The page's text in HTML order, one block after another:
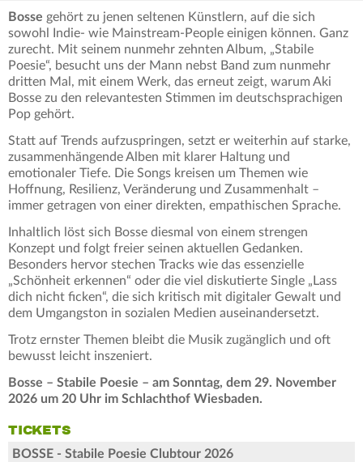
Bosse gehört zu jenen seltenen Künstlern, auf die sich
sowohl Indie- wie Mainstream-People einigen können. Ganz
zurecht. Mit seinem nunmehr zehnten Album, „Stabile
Poesie“, besucht uns der Mann nebst Band zum nunmehr
dritten Mal, mit einem Werk, das erneut zeigt, warum Aki
Bosse zu den relevantesten Stimmen im deutschsprachigen
Pop gehört.
Statt auf Trends aufzuspringen, setzt er weiterhin auf starke,
zusammenhängende Alben mit klarer Haltung und
emotionaler Tiefe. Die Songs kreisen um Themen wie
Hoffnung, Resilienz, Veränderung und Zusammenhalt –
immer getragen von einer direkten, empathischen Sprache.
Inhaltlich löst sich Bosse diesmal von einem strengen
Konzept und folgt freier seinen aktuellen Gedanken.
Besonders hervor stechen Tracks wie das essenzielle
„Schönheit erkennen“ oder die viel diskutierte Single „Lass
dich nicht ficken“, die sich kritisch mit digitaler Gewalt und
dem Umgangston in sozialen Medien auseinandersetzt.
Trotz ernster Themen bleibt die Musik zugänglich und oft
bewusst leicht inszeniert.
Bosse – Stabile Poesie – am Sonntag, dem 29. November
2026 um 20 Uhr im Schlachthof Wiesbaden.
TICKETS
BOSSE - Stabile Poesie Clubtour 2026